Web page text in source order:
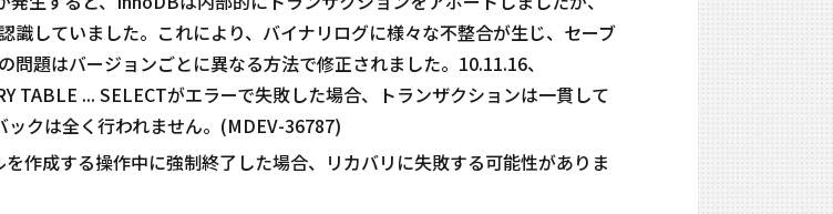
識していました。これにより、バイナリログに様々な不整合が生じ、セーブ
題はバージョンごとに異なる方法で修正されました。10.11.16、
TABLE ... SELECTがエラーで失敗した場合、トランザクションは一貫して
クは全く行われません。(MDEV-36787)
作成する操作中に強制終了した場合、リカバリに失敗する可能性がありま